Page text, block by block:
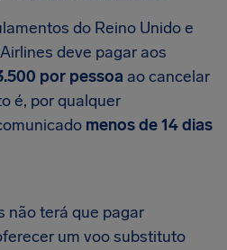
do Reino Unido e
deve pagar aos
por pessoa ao cancelar
é, por qualquer
menos de 14 dias
não terá que pagar
um voo substituto